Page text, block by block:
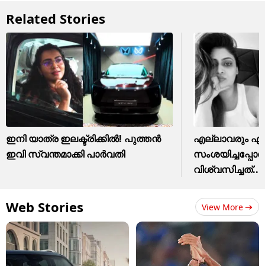
Related Stories
ഇനി യാത്ര ഇലക്ട്രിക്കിൽ! പുത്തൻ
ഇവി സ്വന്തമാക്കി പാർവതി
എല്ലാവരും
വിശ്വസിച്ചത്...
Web Stories View More